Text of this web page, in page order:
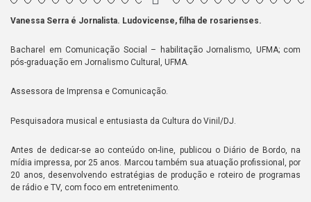
Vanessa Serra é Jornalista. Ludovicense, filha de rosarienses.
Bacharel em Comunicação Social – habilitação Jornalismo, UFMA; com
pós-graduação em Jornalismo Cultural, UFMA.
Assessora de Imprensa e Comunicação.
Pesquisadora musical e entusiasta da Cultura do Vinil/DJ.
Antes de dedicar-se ao conteúdo on-line, publicou o Diário de Bordo, na
mídia impressa, por 25 anos. Marcou também sua atuação profissional, por
20 anos, desenvolvendo estratégias de produção e roteiro de programas
de rádio e TV, com foco em entretenimento.